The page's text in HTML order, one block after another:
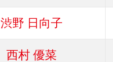
渋野 日向子
西村 優菜